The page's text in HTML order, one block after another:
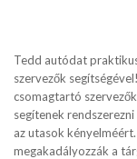
Tedd autódat
szervezők
csomagtartó
segítenek
az utasok
megakadályozzák a